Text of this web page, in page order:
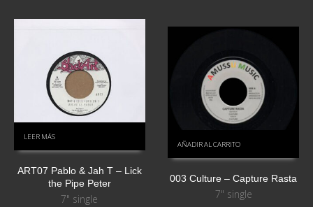
LEER MÁS
ART07 Pablo & Jah T – Lick
the Pipe Peter
7" single
AÑADIR AL CARRITO
003 Culture – Capture Rasta
7" single